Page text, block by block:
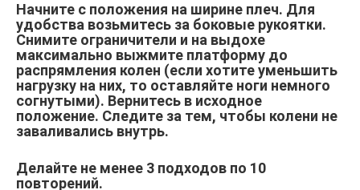
Начните с положения на ширине плеч. Для
удобства возьмитесь за боковые рукоятки.
Снимите ограничители и на выдохе
максимально выжмите платформу до
распрямления колен (если хотите уменьшить
нагрузку на них, то оставляйте ноги немного
согнутыми). Вернитесь в исходное
положение. Следите за тем, чтобы колени не
заваливались внутрь.
Делайте не менее 3 подходов по 10
повторений.